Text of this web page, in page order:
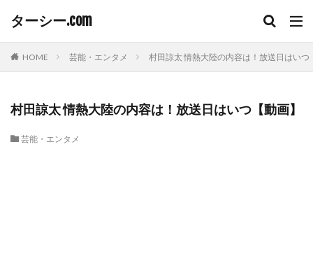
ターシー.com
HOME 芸能・エンタメ 村田諒太 情熱大陸の内容は！放送日はいつ
村田諒太 情熱大陸の内容は！放送日はいつ【動画】
芸能・エンタメ